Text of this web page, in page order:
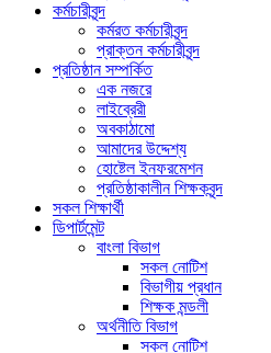
কর্মচারীবৃন্দ
কর্মরত কর্মচারীবৃন্দ
প্রাক্তন কর্মচারীবৃন্দ
প্রতিষ্ঠান সম্পর্কিত
এক নজরে
লাইব্রেরী
অবকাঠামো
আমাদের উদ্দেশ্য
হোষ্টেল ইনফরমেশন
প্রতিষ্ঠাকালীন শিক্ষকবৃন্দ
সকল শিক্ষার্থী
ডিপার্টমেন্ট
বাংলা বিভাগ
সকল নোটিশ
বিভাগীয় প্রধান
শিক্ষক মন্ডলী
অর্থনীতি বিভাগ
সকল নোটিশ